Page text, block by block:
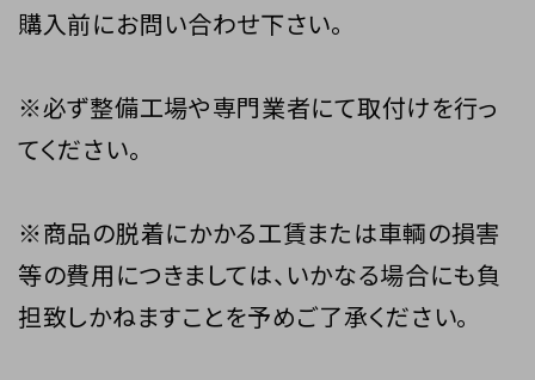
購入前にお問い合わせ下さい。
※必ず整備工場や専門業者にて取付けを行っ
てください。
※商品の脱着にかかる工賃または車輌の損害
等の費用につきましては、いかなる場合にも負
担致しかねますことを予めご了承ください。